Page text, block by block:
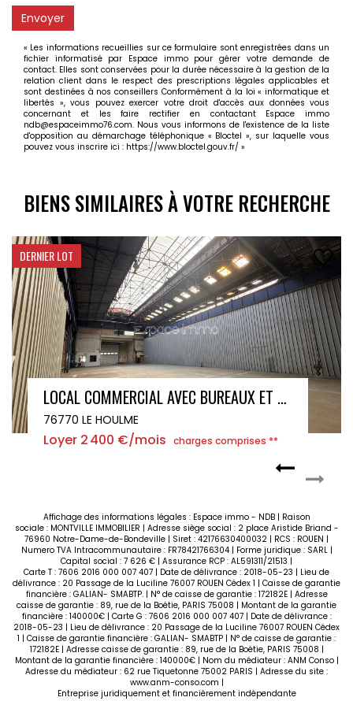
Envoyer
« Les informations recueillies sur ce formulaire sont enregistrées dans un
fichier informatisé par Espace immo pour gérer votre demande de
contact. Elles sont conservées pour la durée nécessaire à la gestion de la
relation client dans le respect des prescriptions légales applicables et
sont destinées à nos conseillers Conformément à la loi « informatique et
libertés », vous pouvez exercer votre droit d'accès aux données vous
concernant et les faire rectifier en contactant Espace immo
ndb@espaceimmo76.com. Nous vous informons de l'existence de la liste
d'opposition au démarchage téléphonique « Bloctel », sur laquelle vous
pouvez vous inscrire ici : https://www.bloctel.gouv.fr/ »
BIENS SIMILAIRES À VOTRE RECHERCHE
DERNIER LOT
LOCAL COMMERCIAL AVEC BUREAUX ET ATELIER - LE HOULME - 650 m² - PARKING
76770 LE HOULME
Loyer 2 400 €/mois charges comprises **
Affichage des informations légales : Espace immo - NDB | Raison
sociale : MONTVILLE IMMOBILIER | Adresse siège social : 2 place Aristide Briand -
76960 Notre-Dame-de-Bondeville | Siret : 42176630400032 | RCS : ROUEN |
Numero TVA Intracommunautaire : FR78421766304 | Forme juridique : SARL |
Capital social : 7 626 € | Assurance RCP : AL591311/21513 |
Carte T : 7606 2016 000 007 407 | Date de délivrance : 2018-05-23 | Lieu de
délivrance : 20 Passage de la Luciline 76007 ROUEN Cédex 1 | Caisse de garantie
financière : GALIAN- SMABTP. | N° de caisse de garantie : 172182E | Adresse
caisse de garantie : 89, rue de la Boétie, PARIS 75008 | Montant de la garantie
financière : 140000€ | Carte G : 7606 2016 000 007 407 | Date de délivrance :
2018-05-23 | Lieu de délivrance : 20 Passage de la Luciline 76007 ROUEN Cédex
1 | Caisse de garantie financière : GALIAN- SMABTP | N° de caisse de garantie :
172182E | Adresse caisse de garantie : 89, rue de la Boétie, PARIS 75008 |
Montant de la garantie financière : 140000€ | Nom du médiateur : ANM Conso |
Adresse du médiateur : 62 rue Tiquetonne 75002 PARIS | Adresse du site :
www.anm-conso.com |
Entreprise juridiquement et financièrement indépendante